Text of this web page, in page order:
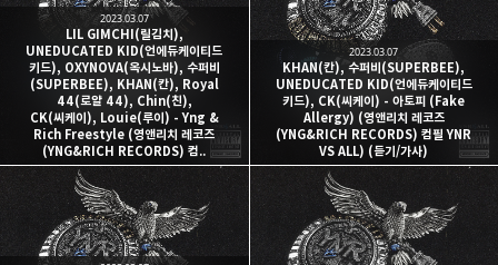
kjgsb 님의 블로그입니다.
구독하기
구독하기 라인 트위터
카카오스토리 밴드 네이버 블로그
LIL GIMCHI(릴김치),
UNEDUCATED KID(언에듀케이티드
키드), OXYNOVA(옥시노바), 수퍼비
(SUPERBEE), KHAN(칸), Royal
44(로얄 44), Chin(친),
CK(씨케이), Louie(루이) - Yng &
Rich Freestyle (영앤리치 레코즈
(YNG&RICH RECORDS) 컴..
2023.03.07
KHAN(칸), 수퍼비(SUPERBEE),
UNEDUCATED KID(언에듀케이티드
키드), CK(씨케이) - 아토피 (Fake
Allergy) (영앤리치 레코즈
(YNG&RICH RECORDS) 컴필 YNR
VS ALL) (듣기/가사)
2023.03.07